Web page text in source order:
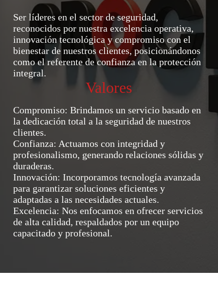
Ser líderes en el sector de seguridad,
reconocidos por nuestra excelencia operativa,
innovación tecnológica y compromiso con el
bienestar de nuestros clientes, posicionándonos
como el referente de confianza en la protección
integral.
Valores
Compromiso: Brindamos un servicio basado en
la dedicación total a la seguridad de nuestros
clientes.
Confianza: Actuamos con integridad y
profesionalismo, generando relaciones sólidas y
duraderas.
Innovación: Incorporamos tecnología avanzada
para garantizar soluciones eficientes y
adaptadas a las necesidades actuales.
Excelencia: Nos enfocamos en ofrecer servicios
de alta calidad, respaldados por un equipo
capacitado y profesional.